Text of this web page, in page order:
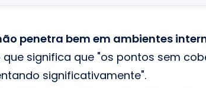
penetra bem em ambientes
significa que "os pontos sem
significativamente".